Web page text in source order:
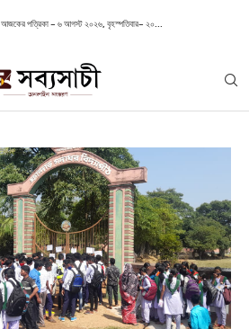
আজকের পত্রিকা – ৬ আগস্ট ২০২৬, বৃহস্পতিবার– ২০...